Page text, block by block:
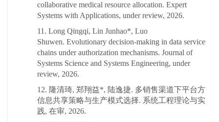
collaborative medical resource allocation. Expert
Systems with Applications, under review, 2026.
11. Long Qingqi, Lin Junhao*, Luo
Shuwen. Evolutionary decision-making in data service
chains under authorization mechanisms. ‌Journal of
Systems Science and Systems Engineering, under
review, 2026.
12. 隆清琦, 郑翔益*, 陆逸捷. 多销售渠道下平台方
信息共享策略与生产模式选择. 系统工程理论与实
践, 在审, 2026.